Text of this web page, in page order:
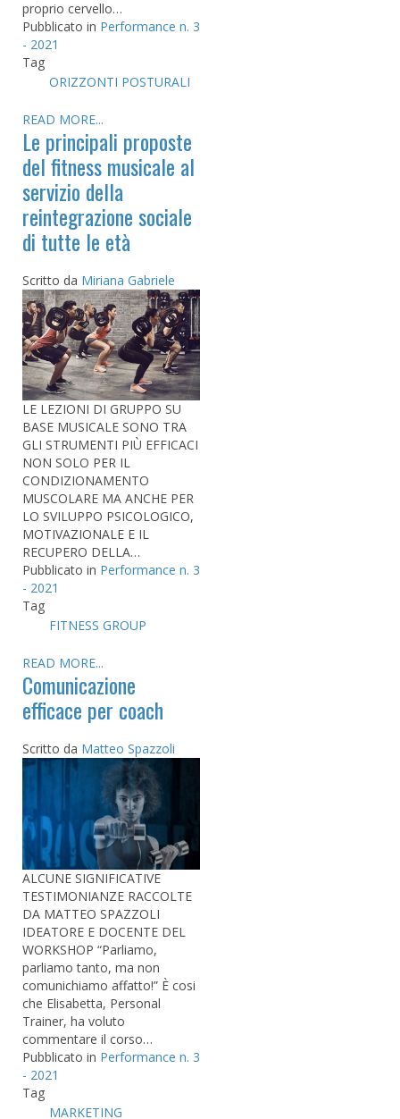
proprio cervello…
Pubblicato in Performance n. 3
- 2021
Tag
ORIZZONTI POSTURALI
READ MORE...
Le principali proposte
del fitness musicale al
servizio della
reintegrazione sociale
di tutte le età
Scritto da Miriana Gabriele
LE LEZIONI DI GRUPPO SU
BASE MUSICALE SONO TRA
GLI STRUMENTI PIÙ EFFICACI
NON SOLO PER IL
CONDIZIONAMENTO
MUSCOLARE MA ANCHE PER
LO SVILUPPO PSICOLOGICO,
MOTIVAZIONALE E IL
RECUPERO DELLA…
Pubblicato in Performance n. 3
- 2021
Tag
FITNESS GROUP
READ MORE...
Comunicazione
efficace per coach
Scritto da Matteo Spazzoli
ALCUNE SIGNIFICATIVE
TESTIMONIANZE RACCOLTE
DA MATTEO SPAZZOLI
IDEATORE E DOCENTE DEL
WORKSHOP “Parliamo,
parliamo tanto, ma non
comunichiamo affatto!” È cosi
che Elisabetta, Personal
Trainer, ha voluto
commentare il corso…
Pubblicato in Performance n. 3
- 2021
Tag
MARKETING